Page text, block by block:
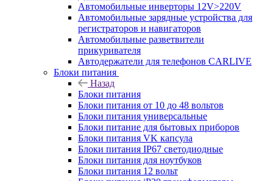
Автомобильные инверторы 12V>220V
Автомобильные зарядные устройства для
регистраторов и навигаторов
Автомобильные разветвители
прикуривателя
Автодержатели для телефонов CARLIVE
Блоки питания
Назад
Блоки питания
Блоки питания от 10 до 48 вольтов
Блоки питания универсальные
Блоки питание для бытовых приборов
Блоки питания VK капсула
Блоки питания IP67 светодиодные
Блоки питания для ноутбуков
Блоки питания 12 вольт